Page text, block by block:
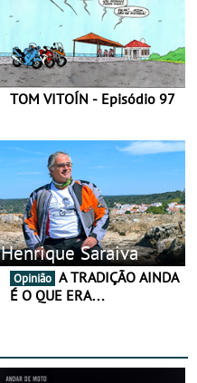
TOM VITOÍN - Episódio 97
Henrique Saraiva
Opinião
É O QUE ERA…